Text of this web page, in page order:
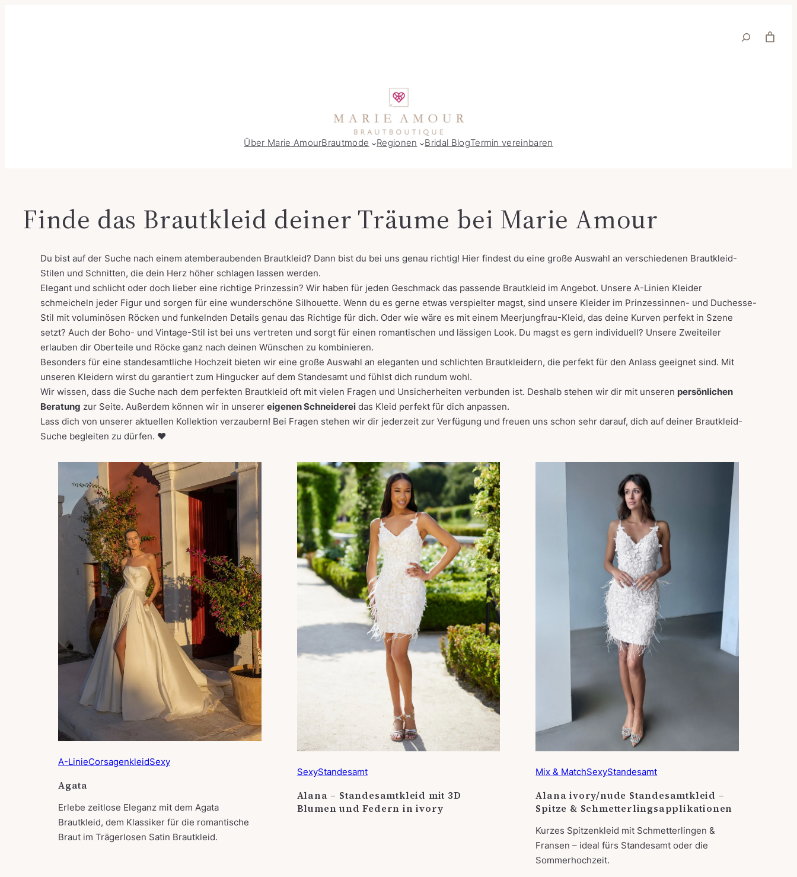
Suche
Über Marie AmourBrautmode Regionen Bridal BlogTermin vereinbaren
Finde das Brautkleid deiner Träume bei Marie Amour
Du bist auf der Suche nach einem atemberaubenden Brautkleid? Dann bist du bei uns genau richtig! Hier findest du eine große Auswahl an verschiedenen Brautkleid-
Stilen und Schnitten, die dein Herz höher schlagen lassen werden.
Elegant und schlicht oder doch lieber eine richtige Prinzessin? Wir haben für jeden Geschmack das passende Brautkleid im Angebot. Unsere A-Linien Kleider
schmeicheln jeder Figur und sorgen für eine wunderschöne Silhouette. Wenn du es gerne etwas verspielter magst, sind unsere Kleider im Prinzessinnen- und Duchesse-
Stil mit voluminösen Röcken und funkelnden Details genau das Richtige für dich. Oder wie wäre es mit einem Meerjungfrau-Kleid, das deine Kurven perfekt in Szene
setzt? Auch der Boho- und Vintage-Stil ist bei uns vertreten und sorgt für einen romantischen und lässigen Look. Du magst es gern individuell? Unsere Zweiteiler
erlauben dir Oberteile und Röcke ganz nach deinen Wünschen zu kombinieren.
Besonders für eine standesamtliche Hochzeit bieten wir eine große Auswahl an eleganten und schlichten Brautkleidern, die perfekt für den Anlass geeignet sind. Mit
unseren Kleidern wirst du garantiert zum Hingucker auf dem Standesamt und fühlst dich rundum wohl.
Wir wissen, dass die Suche nach dem perfekten Brautkleid oft mit vielen Fragen und Unsicherheiten verbunden ist. Deshalb stehen wir dir mit unseren persönlichen
Beratung zur Seite. Außerdem können wir in unserer eigenen Schneiderei das Kleid perfekt für dich anpassen.
Lass dich von unserer aktuellen Kollektion verzaubern! Bei Fragen stehen wir dir jederzeit zur Verfügung und freuen uns schon sehr darauf, dich auf deiner Brautkleid-
Suche begleiten zu dürfen. ❤
A-LinieCorsagenkleidSexy
Agata
Erlebe zeitlose Eleganz mit dem Agata
Brautkleid, dem Klassiker für die romantische
Braut im Trägerlosen Satin Brautkleid.
SexyStandesamt
Alana – Standesamtkleid mit 3D
Blumen und Federn in ivory
Mix & MatchSexyStandesamt
Alana ivory/nude Standesamtkleid –
Spitze & Schmetterlingsapplikationen
Kurzes Spitzenkleid mit Schmetterlingen &
Fransen – ideal fürs Standesamt oder die
Sommerhochzeit.